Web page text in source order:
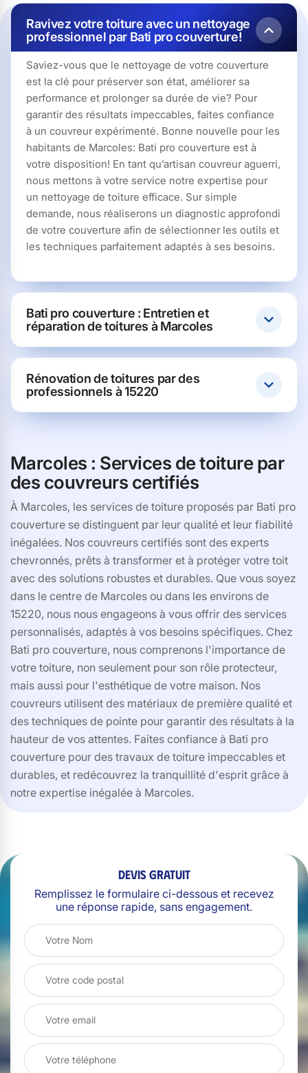
Ravivez votre toiture avec un nettoyage
professionnel par Bati pro couverture!
Saviez-vous que le nettoyage de votre couverture
est la clé pour préserver son état, améliorer sa
performance et prolonger sa durée de vie? Pour
garantir des résultats impeccables, faites confiance
à un couvreur expérimenté. Bonne nouvelle pour les
habitants de Marcoles: Bati pro couverture est à
votre disposition! En tant qu’artisan couvreur aguerri,
nous mettons à votre service notre expertise pour
un nettoyage de toiture efficace. Sur simple
demande, nous réaliserons un diagnostic approfondi
de votre couverture afin de sélectionner les outils et
les techniques parfaitement adaptés à ses besoins.
Bati pro couverture : Entretien et
réparation de toitures à Marcoles
Rénovation de toitures par des
professionnels à 15220
Marcoles : Services de toiture par
des couvreurs certifiés
À Marcoles, les services de toiture proposés par Bati pro
couverture se distinguent par leur qualité et leur fiabilité
inégalées. Nos couvreurs certifiés sont des experts
chevronnés, prêts à transformer et à protéger votre toit
avec des solutions robustes et durables. Que vous soyez
dans le centre de Marcoles ou dans les environs de
15220, nous nous engageons à vous offrir des services
personnalisés, adaptés à vos besoins spécifiques. Chez
Bati pro couverture, nous comprenons l'importance de
votre toiture, non seulement pour son rôle protecteur,
mais aussi pour l'esthétique de votre maison. Nos
couvreurs utilisent des matériaux de première qualité et
des techniques de pointe pour garantir des résultats à la
hauteur de vos attentes. Faites confiance à Bati pro
couverture pour des travaux de toiture impeccables et
durables, et redécouvrez la tranquillité d'esprit grâce à
notre expertise inégalée à Marcoles.
Devis gratuit
Remplissez le formulaire ci-dessous et recevez
une réponse rapide, sans engagement.